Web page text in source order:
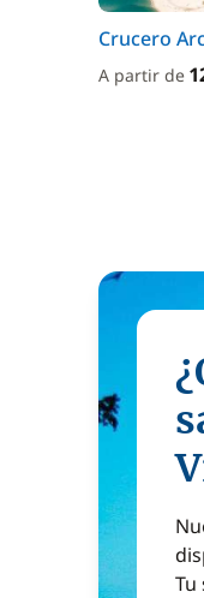
Crucero
A partir de
Tu